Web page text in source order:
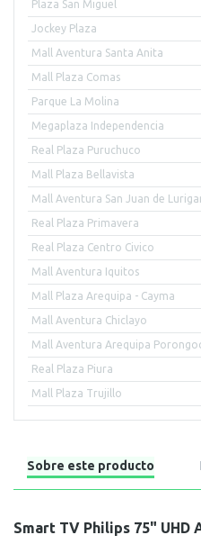
Plaza San Miguel
Jockey Plaza
Mall Aventura Santa Anita
Mall Plaza Comas
Parque La Molina
Megaplaza Independencia
Real Plaza Puruchuco
Mall Plaza Bellavista
Mall Aventura San Juan de
Real Plaza Primavera
Real Plaza Centro Civico
Mall Aventura Iquitos
Mall Plaza Arequipa - Cayma
Mall Aventura Chiclayo
Mall Aventura Arequipa
Real Plaza Piura
Mall Plaza Trujillo
Sobre este producto
Smart TV Philips 75" UHD